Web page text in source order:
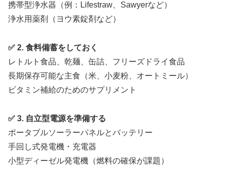
携帯型浄水器（例：Lifestraw、Sawyerなど）
浄水用薬剤（ヨウ素錠剤など）
✅ 2. 食料備蓄をしておく
レトルト食品、乾麺、缶詰、フリーズドライ食品
長期保存可能な主食（米、小麦粉、オートミール）
ビタミン補給のためのサプリメント
✅ 3. 自立型電源を準備する
ポータブルソーラーパネルとバッテリー
手回し式発電機・充電器
小型ディーゼル発電機（燃料の確保が課題）